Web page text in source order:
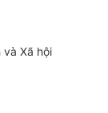
và Xã hội